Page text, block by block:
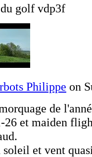
golf vdp3f
Philippe on
de
26 et maiden
soleil et vent